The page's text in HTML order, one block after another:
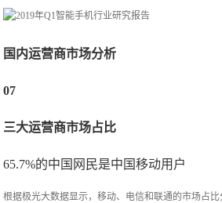
国内运营商市场分析
07
三大运营商市场占比
65.7%的中国网民是中国移动用户
根据极光大数据显示，移动、电信和联通的市场占比